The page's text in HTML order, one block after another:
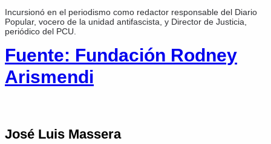
Incursionó en el periodismo como redactor responsable del Diario
Popular, vocero de la unidad antifascista, y Director de Justicia,
periódico del PCU.
Fuente: Fundación Rodney
Arismendi
José Luis Massera